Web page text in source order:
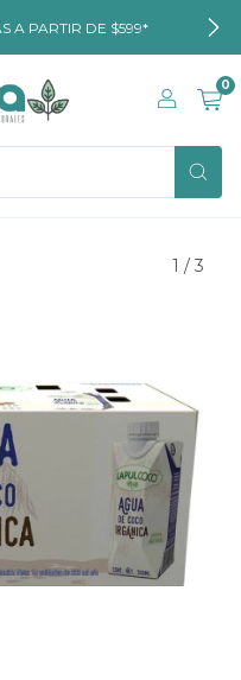
A PARTIR DE $599*
0
1 / 3